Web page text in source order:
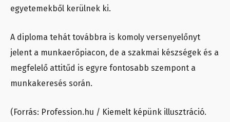
egyetemekből kerülnek ki.
A diploma tehát továbbra is komoly versenyelőnyt
jelent a munkaerőpiacon, de a szakmai készségek és a
megfelelő attitűd is egyre fontosabb szempont a
munkakeresés során.
(Forrás: Profession.hu / Kiemelt képünk illusztráció.